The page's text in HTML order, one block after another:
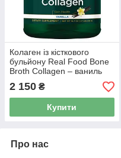
Колаген із кісткового
бульйону Real Food Bone
Broth Collagen – ваниль
Swanson
2 150 ₴
Купити
Про нас